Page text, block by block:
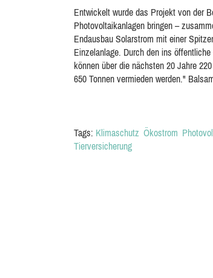
Entwickelt wurde das Projekt von der
Photovoltaikanlagen bringen –
Endausbau Solarstrom mit einer
Einzelanlage. Durch den ins
können über die nächsten 20 Jahre
650 Tonnen vermieden werden."
Tags: Klimaschutz Ökostrom
Tierversicherung